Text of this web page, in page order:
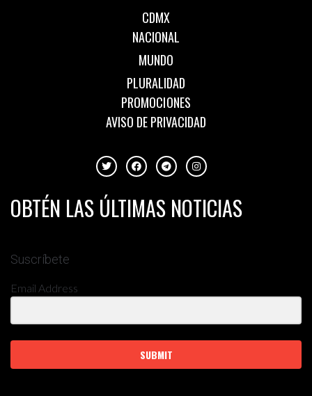
CDMX
NACIONAL
MUNDO
PLURALIDAD
PROMOCIONES
AVISO DE PRIVACIDAD
OBTÉN LAS ÚLTIMAS NOTICIAS
Suscríbete
Email Address
SUBMIT